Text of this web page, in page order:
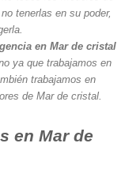
tenerlas en su poder,
en Mar de cristal
ya que trabajamos en
trabajamos en
de Mar de cristal.
en Mar de